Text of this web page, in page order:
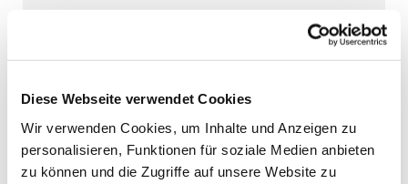
Diese Webseite verwendet Cookies
Wir verwenden Cookies, um Inhalte und Anzeigen zu
personalisieren, Funktionen für soziale Medien anbieten
zu können und die Zugriffe auf unsere Website zu